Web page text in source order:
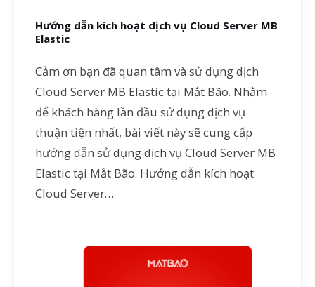
Hướng dẫn kích hoạt dịch vụ Cloud Server MB
Elastic
Cảm ơn bạn đã quan tâm và sử dụng dịch
Cloud Server MB Elastic tại Mắt Bão. Nhằm
để khách hàng lần đầu sử dụng dịch vụ
thuận tiện nhất, bài viết này sẽ cung cấp
hướng dẫn sử dụng dịch vụ Cloud Server MB
Elastic tại Mắt Bão. Hướng dẫn kích hoạt
Cloud Server…